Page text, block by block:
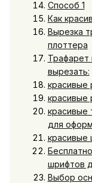
Способ 1
Как
Вырезка
плоттера
Трафарет
вырезать:
красивые
красивые
красивые
для
красивые
шрифтов
Выбор